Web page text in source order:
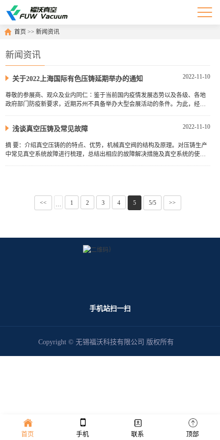
首页 >> 新闻资讯
新闻资讯
2022-11-10
关于2022上海国际有色压铸延期举办的通知
尊敬的参展商、观众及业内同仁∶鉴于当前国内疫情发展态势以及各级、各地
政府部门防疫新要求，近期苏州不具备举办大型会展活动的条件。为此，经组
2022-11-10
浅谈真空压铸及常见故障
摘 要：介绍真空压铸的的特点、优势，机械真空阀的结构及原理。对压铸生产
中常见真空系统故障进行梳理，总结出相应的故障解决措施及真空系统的使用
<< ··· 1 2 3 4 5 5/5 >>
}
手机站扫一扫
Copyright © 无锡福沃科技有限公司 版权所有
首页 手机 联系 顶部